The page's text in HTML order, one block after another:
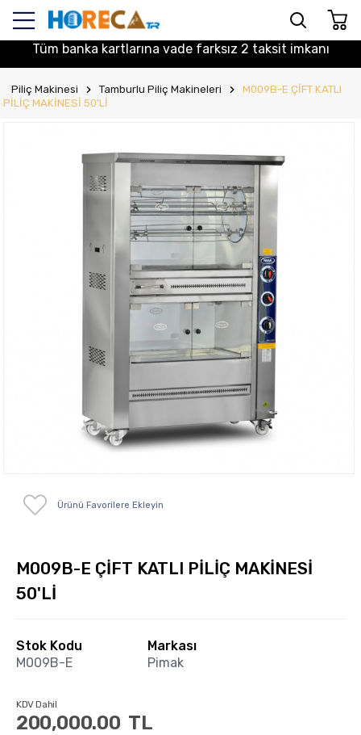
Tüm banka kartlarına vade farksız 2 taksit imkanı
Piliç Makinesi Tamburlu Piliç Makineleri
M009B-E ÇİFT KATLI
PİLİÇ MAKİNESİ 50'Lİ
Ürünü Favorilere Ekleyin
M009B-E ÇİFT KATLI PİLİÇ MAKİNESİ
50'Lİ
Stok Kodu
M009B-E
Markası
Pimak
200,000.00 TL
KDV Dahil